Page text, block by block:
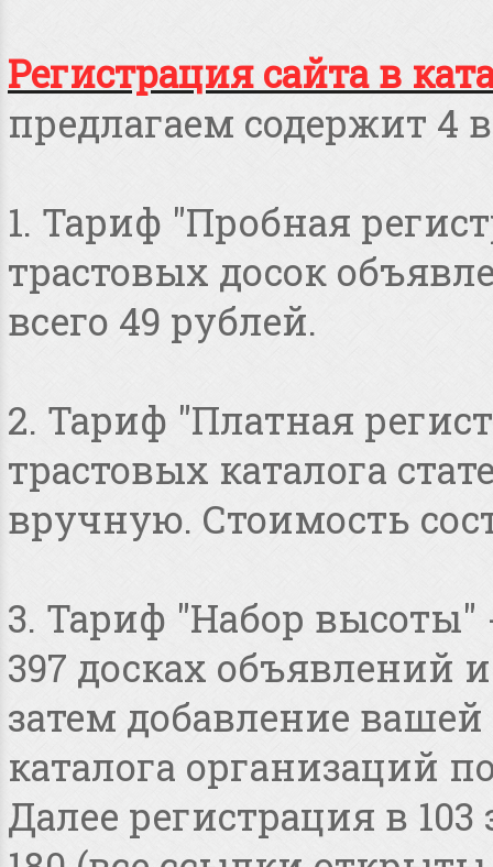
Регистрация сайта в
предлагаем содержит 4
1. Тариф "Пробная
трастовых досок
всего 49 рублей.
2. Тариф "Платная
трастовых каталога
вручную. Стоимость
3. Тариф "Набор
397 досках объявлений
затем добавление
каталога организаций
Далее регистрация в